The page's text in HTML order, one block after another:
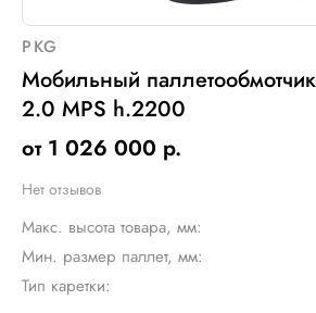
PKG
Мобильный
2.0 MPS h.2200
от 1 026 000 р.
Нет отзывов
Макс. высота товара, мм:
Мин. размер паллет, мм:
Тип каретки: